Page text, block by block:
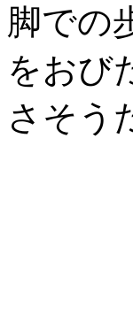
脚での
をおび
さそう